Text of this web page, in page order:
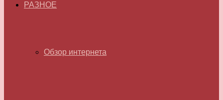
РАЗНОЕ
Обзор интернета